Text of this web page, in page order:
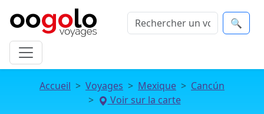
🔍
Accueil Voyages Mexique
Cancún
Voir sur la carte